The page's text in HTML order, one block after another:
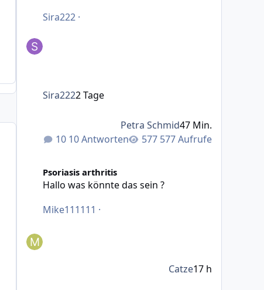
Sira222 ·
10 Antworten 577 Aufrufe
Sira2222 Tage
Petra Schmid47 Min.
Psoriasis arthritis
Hallo was könnte das sein ?
Mike111111 ·
Catze17 h